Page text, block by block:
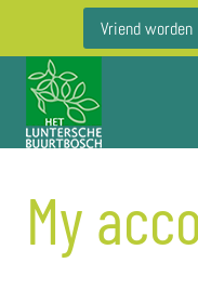
inhoud
Vriend worden
My